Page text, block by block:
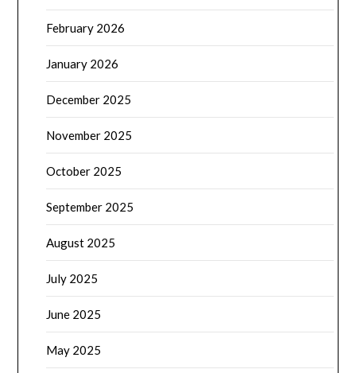
February 2026
January 2026
December 2025
November 2025
October 2025
September 2025
August 2025
July 2025
June 2025
May 2025